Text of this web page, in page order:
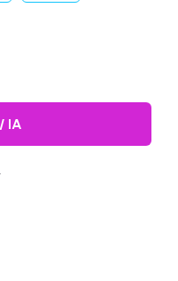
IA